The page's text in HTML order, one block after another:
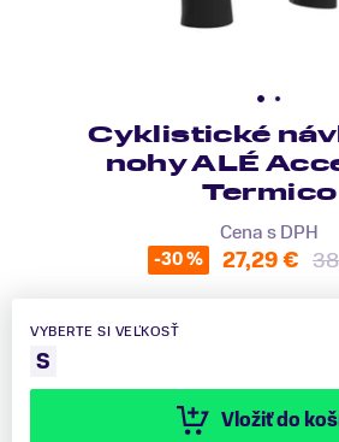
Cyklistické
nohy ALÉ
Termico
Cena s DPH
-30 % 27,29 €
VYBERTE SI VEĽKOSŤ
S
Vložiť do